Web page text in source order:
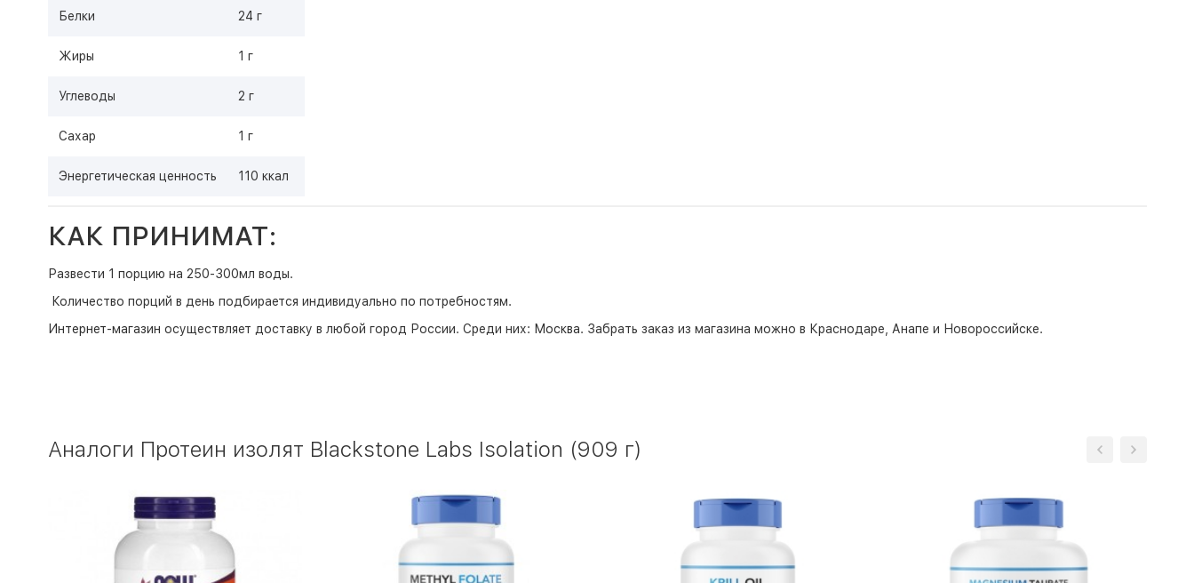
Белки 24 г
Жиры 1 г
Углеводы 2 г
Сахар 1 г
Энергетическая ценность 110 ккал
КАК ПРИНИМАТ:
Развести 1 порцию на 250-300мл воды.
Количество порций в день подбирается индивидуально по потребностям.
Интернет-магазин осуществляет доставку в любой город России. Среди них: Москва. Забрать заказ из магазина можно в Краснодаре, Анапе и Новороссийске.
Аналоги Протеин изолят Blackstone Labs Isolation (909 г)